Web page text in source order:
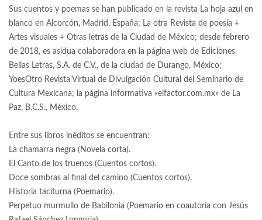
Sus cuentos y poemas se han publicado en la revista La hoja azul en
blanco en Alcorcón, Madrid, España; La otra Revista de poesía +
Artes visuales + Otras letras de la Ciudad de México; desde febrero
de 2018, es asidua colaboradora en la página web de Ediciones
Bellas Letras, S.A. de C.V., de la ciudad de Durango, México;
YoesOtro Revista Virtual de Divulgación Cultural del Seminario de
Cultura Mexicana; la página informativa «elfactor.com.mx» de La
Paz, B.C.S., México.
Entre sus libros inéditos se encuentran:
La chamarra negra (Novela corta).
El Canto de los truenos (Cuentos cortos).
Doce sombras al final del camino (Cuentos cortos).
Historia taciturna (Poemario).
Perpetuo murmullo de Babilonia (Poemario en coautoría con Jesús